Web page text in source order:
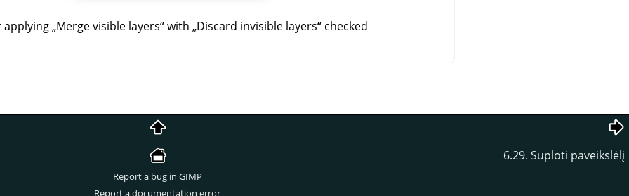
applying„Merge visible layers“with„Discard invisible layers“ checked
6.29. Suploti paveikslėlį
Report a bug in GIMP
Report a documentation error